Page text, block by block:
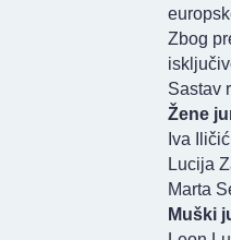
Zbog
Sastav
Žene
Iva Iličić
Lucija
Marta
Muški